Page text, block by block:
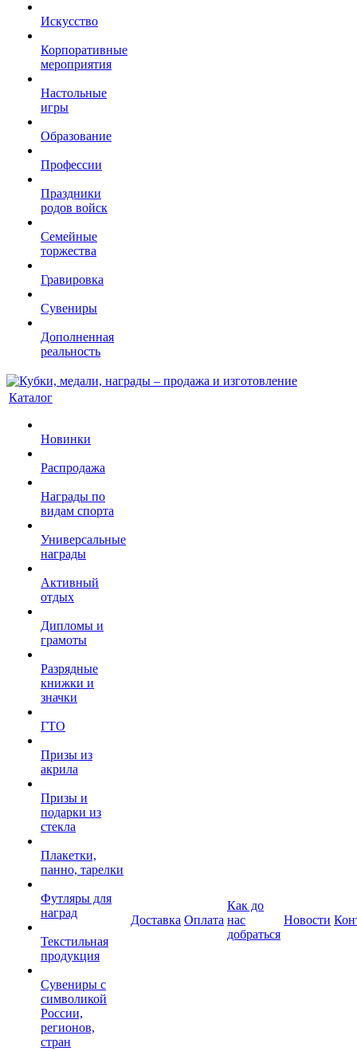
Искусство
Корпоративные
мероприятия
Настольные
игры
Образование
Профессии
Праздники
родов войск
Семейные
торжества
Гравировка
Сувениры
Дополненная
реальность
Каталог
Новинки
Распродажа
Награды по
видам спорта
Универсальные
награды
Активный
отдых
Дипломы и
грамоты
Разрядные
книжки и
значки
ГТО
Призы из
акрила
Призы и
подарки из
стекла
Плакетки,
панно, тарелки
Футляры для
наград
Текстильная
продукция
Сувениры с
символикой
России,
регионов,
стран
Доставка Оплата
Как до
нас
добраться
Новости